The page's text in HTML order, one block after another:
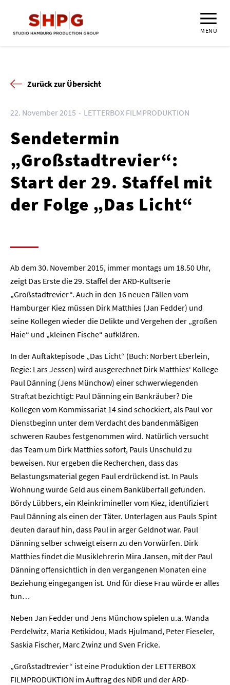
MENÜ
Zurück zur Übersicht
22. November 2015 LETTERBOX FILMPRODUKTION
Sendetermin
„Großstadtrevier“:
Start der 29. Staffel mit
der Folge „Das Licht“
Ab dem 30. November 2015, immer montags um 18.50 Uhr,
zeigt Das Erste die 29. Staffel der ARD-Kultserie
„Großstadtrevier“. Auch in den 16 neuen Fällen vom
Hamburger Kiez müssen Dirk Matthies (Jan Fedder) und
seine Kollegen wieder die Delikte und Vergehen der „großen
Haie“ und „kleinen Fische“ aufklären.
In der Auftaktepisode „Das Licht“ (Buch: Norbert Eberlein,
Regie: Lars Jessen) wird ausgerechnet Dirk Matthies‘ Kollege
Paul Dänning (Jens Münchow) einer schwerwiegenden
Straftat bezichtigt: Paul Dänning ein Bankräuber? Die
Kollegen vom Kommissariat 14 sind schockiert, als Paul vor
Dienstbeginn unter dem Verdacht des bandenmäßigen
schweren Raubes festgenommen wird. Natürlich versucht
das Team um Dirk Matthies sofort, Pauls Unschuld zu
beweisen. Nur ergeben die Recherchen, dass das
Belastungsmaterial gegen Paul erdrückend ist. In Pauls
Wohnung wurde Geld aus einem Banküberfall gefunden.
Bördy Lübbers, ein Kleinkrimineller vom Kiez, identifiziert
Paul Dänning als einen der Täter. Unterlagen aus Pauls Spint
deuten darauf hin, dass Paul in arger Geldnot war. Paul
Dänning selber schweigt eisern zu den Vorwürfen. Dirk
Matthies findet die Musiklehrerin Mira Jansen, mit der Paul
Dänning offensichtlich in den vergangenen Monaten eine
Beziehung eingegangen ist. Und für diese Frau würde er alles
tun…
Neben Jan Fedder und Jens Münchow spielen u.a. Wanda
Perdelwitz, Maria Ketikidou, Mads Hjulmand, Peter Fieseler,
Saskia Fischer, Marc Zwinz und Sven Fricke.
„Großstadtrevier“ ist eine Produktion der LETTERBOX
FILMPRODUKTION im Auftrag des NDR und der ARD-